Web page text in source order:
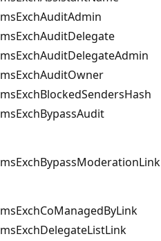
msExchAuditAdmin
msExchAuditDelegate
msExchAuditDelegateAdmin
msExchAuditOwner
msExchBlockedSendersHash
msExchBypassAudit
msExchBypassModerationLink
msExchCoManagedByLink
msExchDelegateListLink